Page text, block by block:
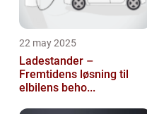
22 may 2025
Ladestander –
Fremtidens løsning til
elbilens beho...